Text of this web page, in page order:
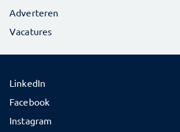
Adverteren
Vacatures
LinkedIn
Facebook
Instagram